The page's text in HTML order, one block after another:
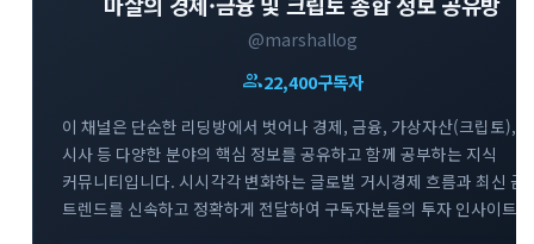
@marshallog
group22,400구독자
이 채널은 단순한 리딩방에서 벗어나 경제, 금융, 가상자산(크립토),
시사 등 다양한 분야의 핵심 정보를 공유하고 함께 공부하는 지식
커뮤니티입니다. 시시각각 변화하는 글로벌 거시경제 흐름과 최신 금
트렌드를 신속하고 정확하게 전달하여 구독자분들의 투자 인사이트